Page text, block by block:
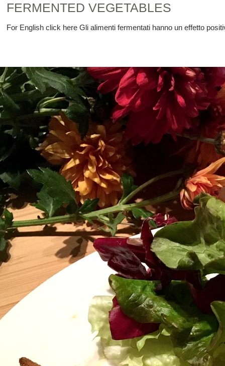
FERMENTED VEGETABLES
For English click here Gli alimenti fermentati hanno un effetto